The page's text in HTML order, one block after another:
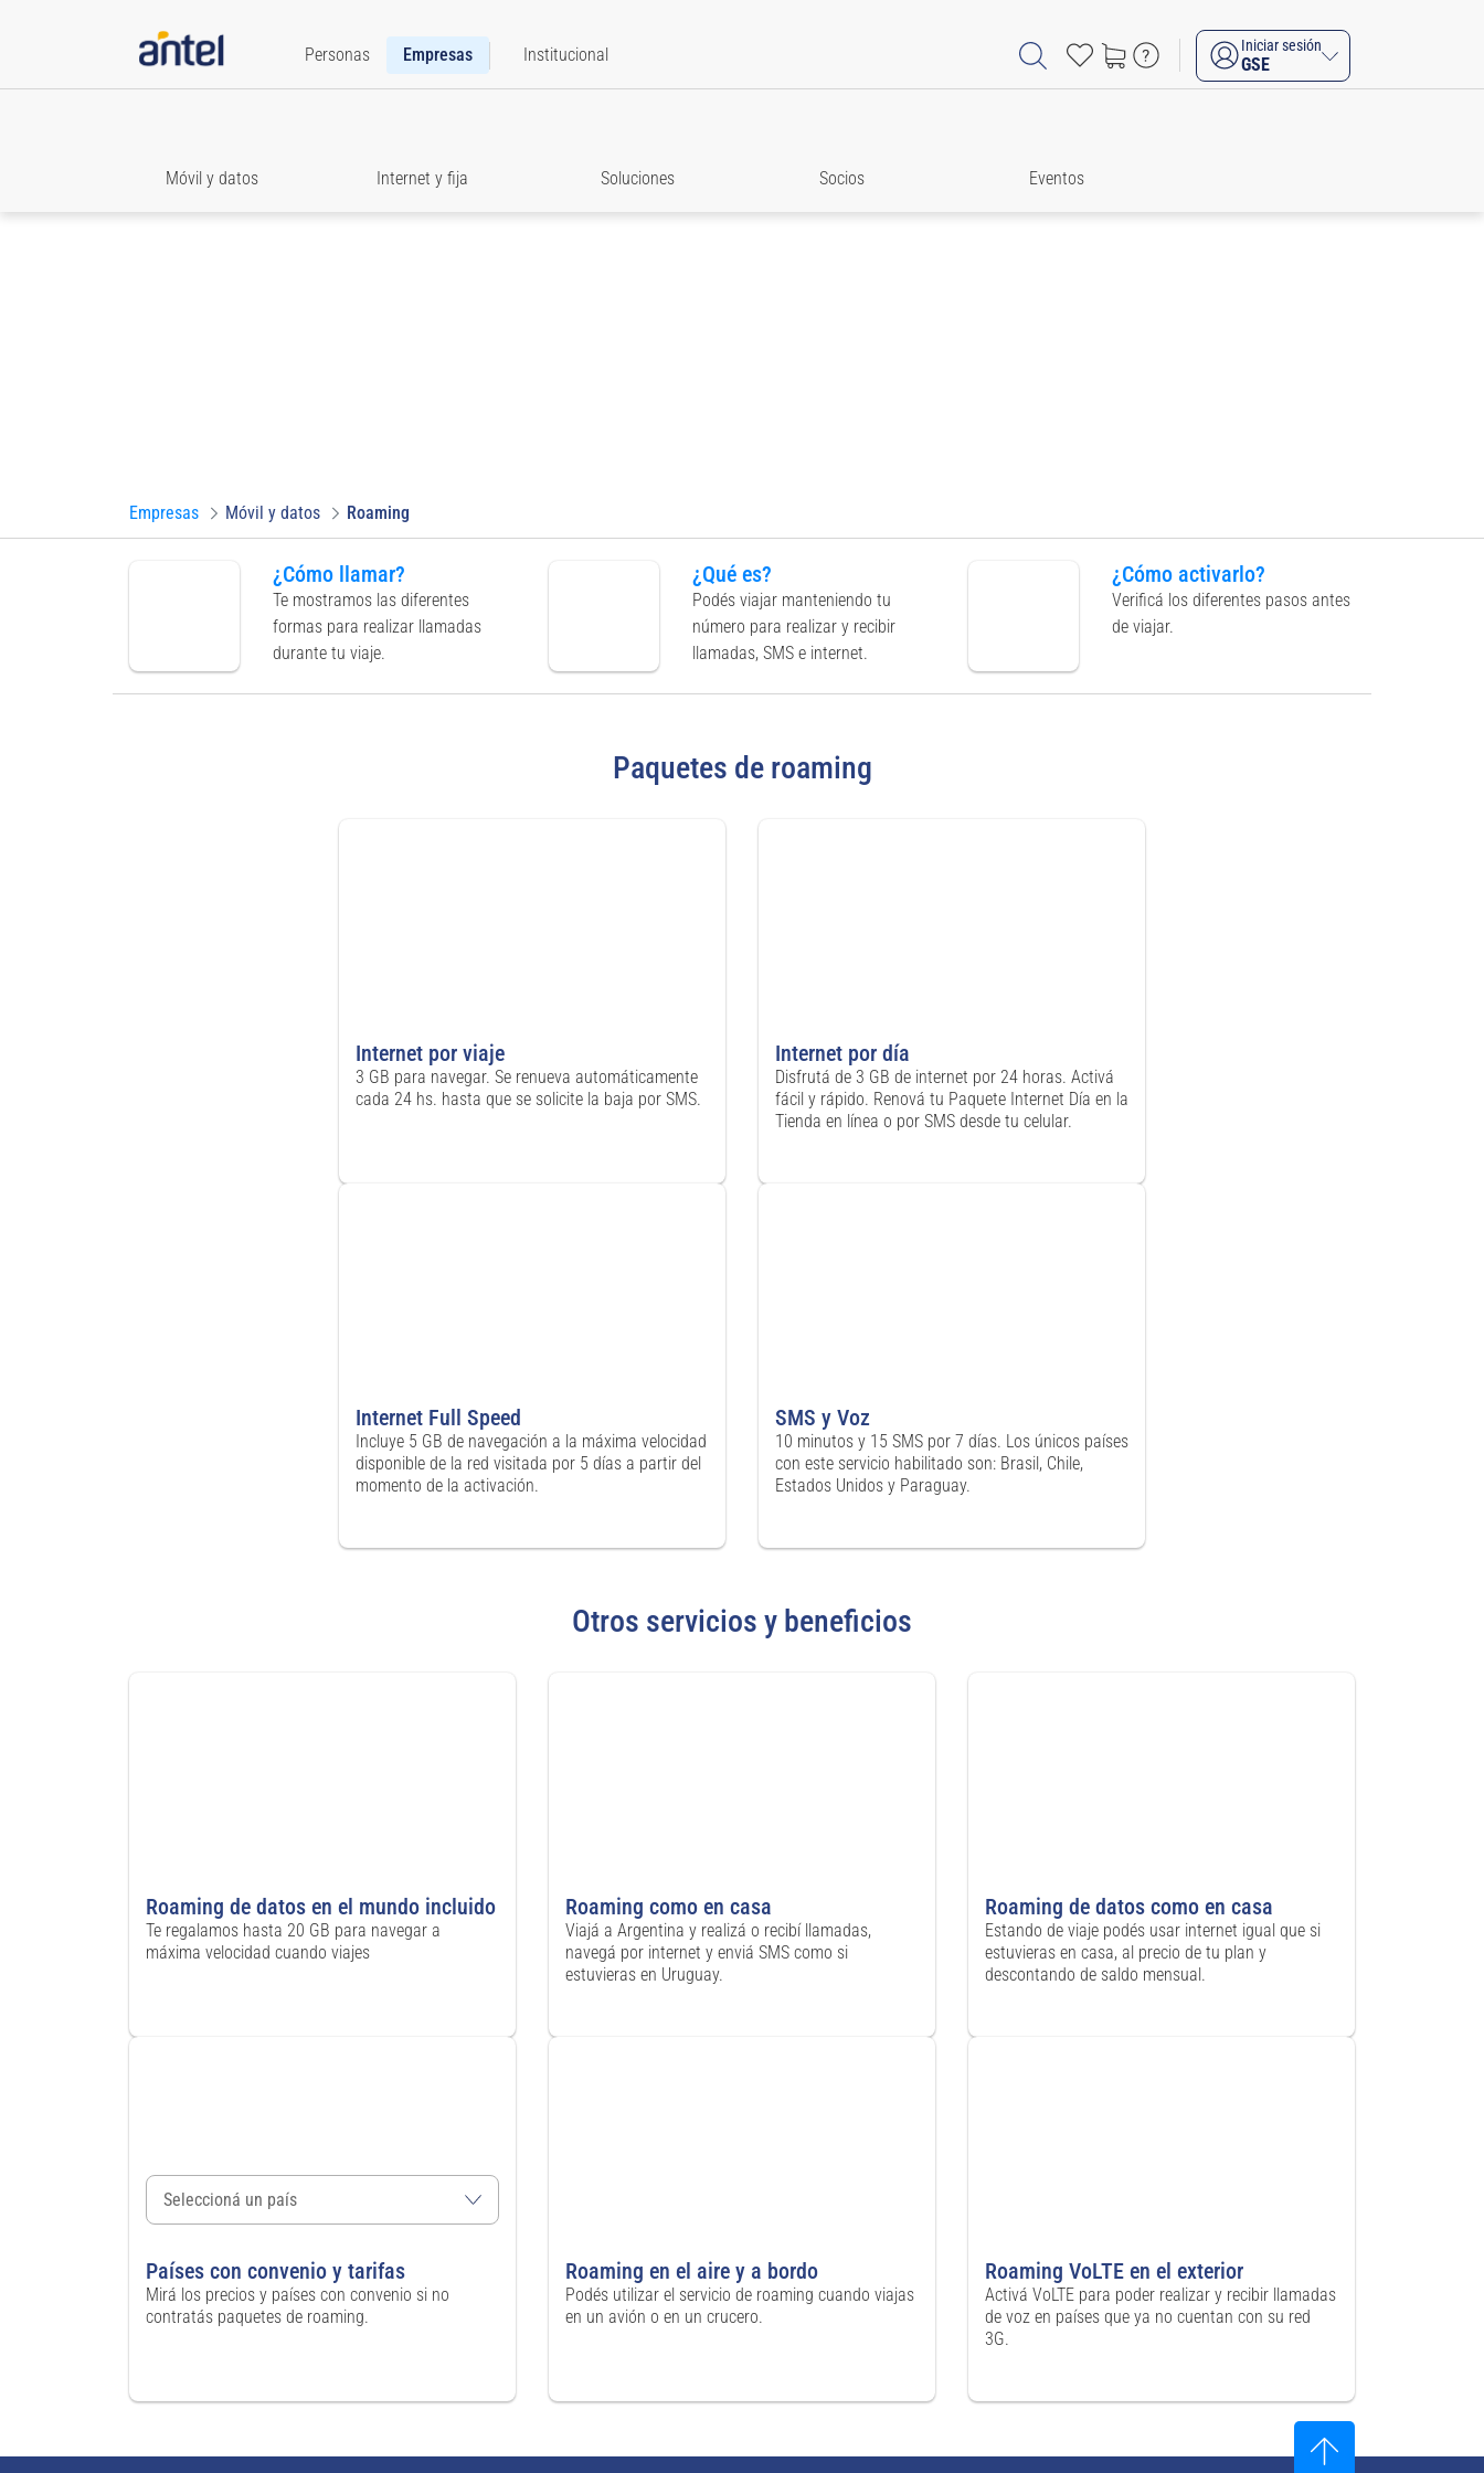
Personas Empresas Institucional Iniciar sesión
GSE
Móvil y datos Internet y fija Soluciones Socios Eventos
Empresas Móvil y datos Roaming
¿Cómo llamar?
Te mostramos las diferentes
formas para realizar llamadas
durante tu viaje.
¿Qué es?
Podés viajar manteniendo tu
número para realizar y recibir
llamadas, SMS e internet.
¿Cómo activarlo?
Verificá los diferentes pasos antes
de viajar.
Paquetes de roaming
Internet por viaje
3 GB para navegar. Se renueva automáticamente
cada 24 hs. hasta que se solicite la baja por SMS.
Internet por día
Disfrutá de 3 GB de internet por 24 horas. Activá
fácil y rápido. Renová tu Paquete Internet Día en la
Tienda en línea o por SMS desde tu celular.
Internet Full Speed
Incluye 5 GB de navegación a la máxima velocidad
disponible de la red visitada por 5 días a partir del
momento de la activación.
SMS y Voz
10 minutos y 15 SMS por 7 días. Los únicos países
con este servicio habilitado son: Brasil, Chile,
Estados Unidos y Paraguay.
Otros servicios y beneficios
Roaming de datos en el mundo incluido
Te regalamos hasta 20 GB para navegar a
máxima velocidad cuando viajes
Roaming como en casa
Viajá a Argentina y realizá o recibí llamadas,
navegá por internet y enviá SMS como si
estuvieras en Uruguay.
Roaming de datos como en casa
Estando de viaje podés usar internet igual que si
estuvieras en casa, al precio de tu plan y
descontando de saldo mensual.
Países con convenio y tarifas
Mirá los precios y países con convenio si no
contratás paquetes de roaming.
Roaming en el aire y a bordo
Podés utilizar el servicio de roaming cuando viajas
en un avión o en un crucero.
Roaming VoLTE en el exterior
Activá VoLTE para poder realizar y recibir llamadas
de voz en países que ya no cuentan con su red
3G.